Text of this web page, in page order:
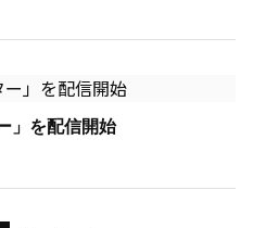
」を配信開始